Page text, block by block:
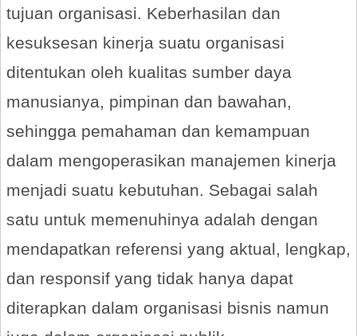
tujuan organisasi. Keberhasilan dan
kesuksesan kinerja suatu organisasi
ditentukan oleh kualitas sumber daya
manusianya, pimpinan dan bawahan,
sehingga pemahaman dan kemampuan
dalam mengoperasikan manajemen kinerja
menjadi suatu kebutuhan. Sebagai salah
satu untuk memenuhinya adalah dengan
mendapatkan referensi yang aktual, lengkap,
dan responsif yang tidak hanya dapat
diterapkan dalam organisasi bisnis namun